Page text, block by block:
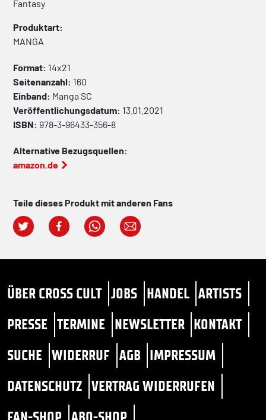
Fantasy
Produktart:
MANGA
Format: 14x21
Seitenanzahl: 160
Einband: Manga SC
Veröffentlichungsdatum: 13.01.2021
ISBN: 978-3-96433-356-8
Alternative Bezugsquellen:
amazon.de
Teile dieses Produkt mit anderen Fans
ÜBER CROSS CULT JOBS HANDEL ARTISTS
PRESSE TERMINE NEWSLETTER KONTAKT
SUCHE WIDERRUF AGB IMPRESSUM
DATENSCHUTZ VERTRAG WIDERRUFEN